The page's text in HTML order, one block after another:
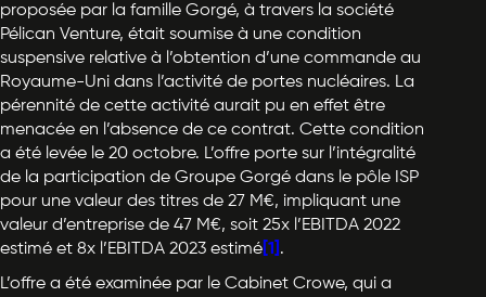
proposée par la famille Gorgé, à travers la société
Pélican Venture, était soumise à une condition
suspensive relative à l’obtention d’une commande au
Royaume-Uni dans l’activité de portes nucléaires. La
pérennité de cette activité aurait pu en effet être
menacée en l’absence de ce contrat. Cette condition
a été levée le 20 octobre. L’offre porte sur l’intégralité
de la participation de Groupe Gorgé dans le pôle ISP
pour une valeur des titres de 27 M€, impliquant une
valeur d’entreprise de 47 M€, soit 25x l’EBITDA 2022
estimé et 8x l’EBITDA 2023 estimé [1] .
L’offre a été examinée par le Cabinet Crowe, qui a